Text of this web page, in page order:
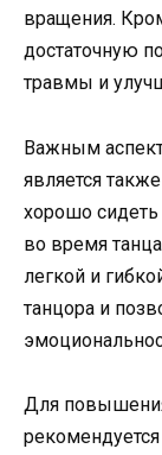
вращения.
достаточную
травмы и
Важным
является
хорошо
во время
легкой и
танцора и
Для